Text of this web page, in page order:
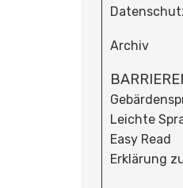
Archiv
Leichte
Easy Read
Erklärung